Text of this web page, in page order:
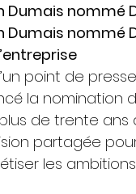
Dumais nommé
Dumais nommé
point de
la nomination
de trente ans
partagée
les